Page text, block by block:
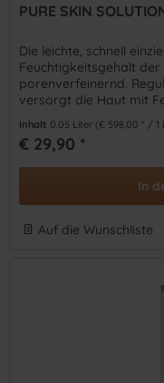
PURE SKIN
Die leichte, schnell
Feuchtigkeitsgehalt
porenverfeinernd.
versorgt die Haut mit
Inhalt 0.05 Liter (€ 598,00 * / 1
€ 29,90 *
In
Auf die Wunschliste